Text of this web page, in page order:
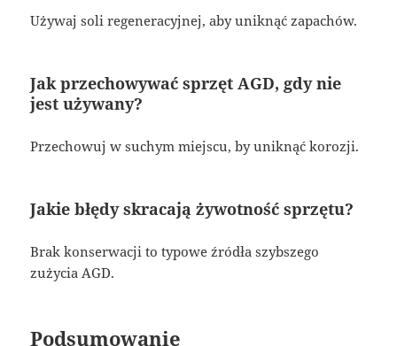
Używaj soli regeneracyjnej, aby uniknąć zapachów.
Jak przechowywać sprzęt AGD, gdy nie
jest używany?
Przechowuj w suchym miejscu, by uniknąć korozji.
Jakie błędy skracają żywotność sprzętu?
Brak konserwacji to typowe źródła szybszego
zużycia AGD.
Podsumowanie